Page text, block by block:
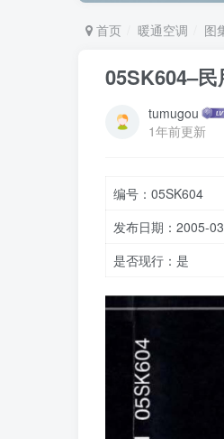
首页 暖通空调 图
05SK604–
tumugou
1年前更新
编号：05SK604
发布日期：2005-
是否现行：是